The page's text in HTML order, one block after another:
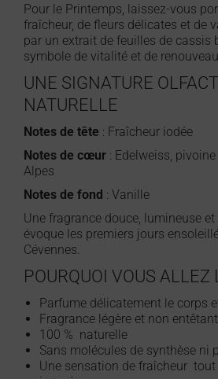
Pour le Printemps, laissez-vous
fraîcheur, de fleurs délicates et de
par un extrait de feuilles de cassis
symbole de vitalité et de renouveau.
UNE SIGNATURE
NATURELLE
Notes de tête : Fraîcheur iodée
Notes de cœur : Edelweiss,
Alpes
Notes de fond : Vanille
Une fragrance douce, lumineuse
évoque les premiers jours
Cévennes.
POURQUOI VOUS ALLEZ
Parfume délicatement le corps
Fragrance légère et non
100 % naturelle
Sans molécules de synthèse ni
Une sensation de fraîcheur tout